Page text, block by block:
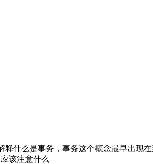
释什么是事务，事务这个概念最早出
该注意什么